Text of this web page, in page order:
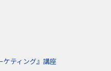
ケティング』講座